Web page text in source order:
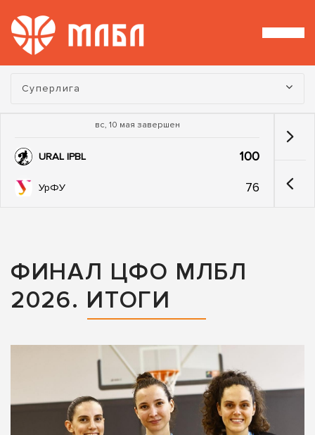
Турнир:
Суперлига
вс, 10 мая завершен
URAL IPBL 100
УрФУ 76
ФИНАЛ ЦФО МЛБЛ
2026. ИТОГИ